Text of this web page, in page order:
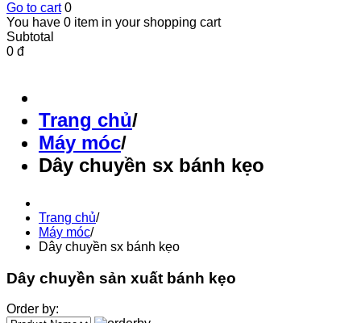
Go to cart 0
You have 0 item in your shopping cart
Subtotal
0 đ
Trang chủ/
Máy móc/
Dây chuyền sx bánh kẹo
Trang chủ/
Máy móc/
Dây chuyền sx bánh kẹo
Dây chuyền sản xuất bánh kẹo
Order by: